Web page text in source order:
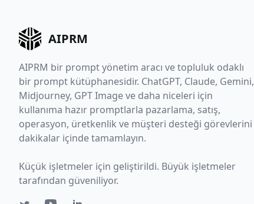
AIPRM
AIPRM bir prompt yönetim aracı ve topluluk odaklı
bir prompt kütüphanesidir. ChatGPT, Claude, Gemini,
Midjourney, GPT Image ve daha niceleri için
kullanıma hazır promptlarla pazarlama, satış,
operasyon, üretkenlik ve müşteri desteği görevlerini
dakikalar içinde tamamlayın.
Küçük işletmeler için geliştirildi. Büyük işletmeler
tarafından güveniliyor.